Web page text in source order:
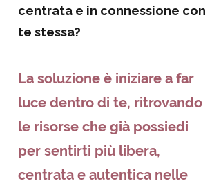
centrata e in connessione con
te stessa?
La soluzione è iniziare a far
luce dentro di te, ritrovando
le risorse che già possiedi
per sentirti più libera,
centrata e autentica nelle